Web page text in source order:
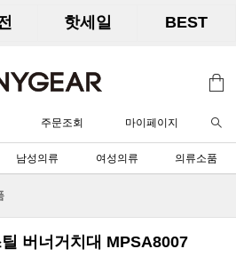
핫세일 BEST
주문조회 마이페이지
남성의류 여성의류 의류소품
버너거치대 MPSA8007